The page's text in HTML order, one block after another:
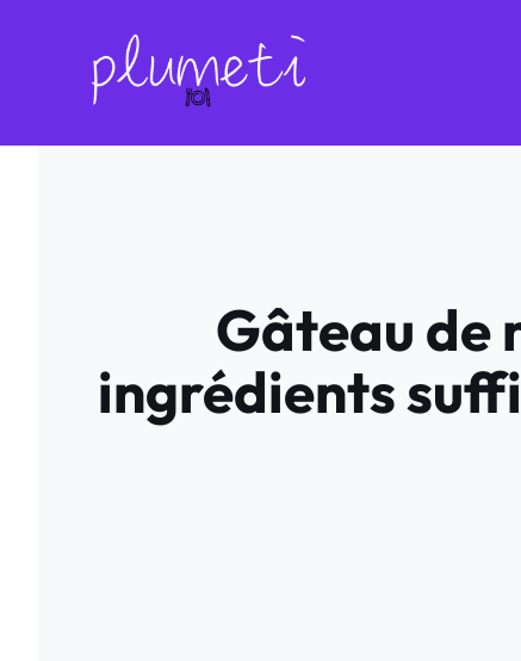
Gâteau de
ingrédients